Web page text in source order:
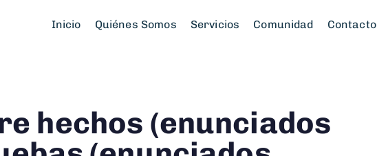
Inicio Quiénes Somos Servicios Comunidad Contacto
hechos (enunciados